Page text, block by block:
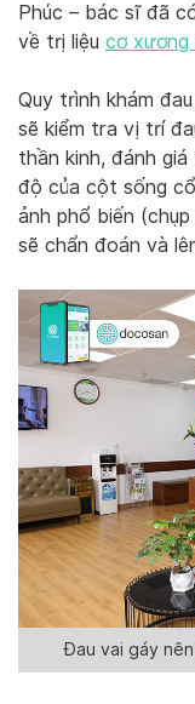
Phúc – bác sĩ đã
về trị liệu cơ xương
Quy trình khám
sẽ kiểm tra vị trí
thần kinh, đánh
độ của cột sống
ảnh phổ biến
sẽ chẩn đoán và
Đau vai gáy